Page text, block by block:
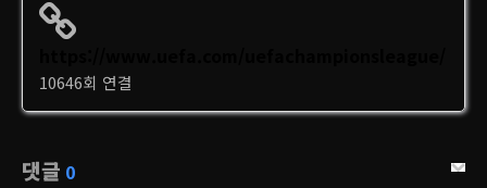
10646회 연결
댓글 0